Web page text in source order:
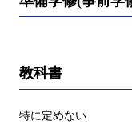
教科書
特に定めない